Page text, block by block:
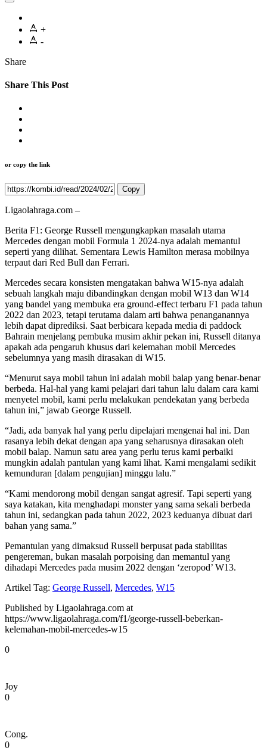
+
-
Share
Share This Post
or copy the link
Copy
Ligaolahraga.com –
Berita F1: George Russell mengungkapkan masalah utama
Mercedes dengan mobil Formula 1 2024-nya adalah memantul
seperti yang dilihat. Sementara Lewis Hamilton merasa mobilnya
terpaut dari Red Bull dan Ferrari.
Mercedes secara konsisten mengatakan bahwa W15-nya adalah
sebuah langkah maju dibandingkan dengan mobil W13 dan W14
yang bandel yang membuka era ground-effect terbaru F1 pada tahun
2022 dan 2023, tetapi terutama dalam arti bahwa penanganannya
lebih dapat diprediksi. Saat berbicara kepada media di paddock
Bahrain menjelang pembuka musim akhir pekan ini, Russell ditanya
apakah ada pengaruh khusus dari kelemahan mobil Mercedes
sebelumnya yang masih dirasakan di W15.
“Menurut saya mobil tahun ini adalah mobil balap yang benar-benar
berbeda. Hal-hal yang kami pelajari dari tahun lalu dalam cara kami
menyetel mobil, kami perlu melakukan pendekatan yang berbeda
tahun ini,” jawab George Russell.
“Jadi, ada banyak hal yang perlu dipelajari mengenai hal ini. Dan
rasanya lebih dekat dengan apa yang seharusnya dirasakan oleh
mobil balap. Namun satu area yang perlu terus kami perbaiki
mungkin adalah pantulan yang kami lihat. Kami mengalami sedikit
kemunduran [dalam pengujian] minggu lalu.”
“Kami mendorong mobil dengan sangat agresif. Tapi seperti yang
saya katakan, kita menghadapi monster yang sama sekali berbeda
tahun ini, sedangkan pada tahun 2022, 2023 keduanya dibuat dari
bahan yang sama.”
Pemantulan yang dimaksud Russell berpusat pada stabilitas
pengereman, bukan masalah porpoising dan memantul yang
dihadapi Mercedes pada musim 2022 dengan ‘zeropod’ W13.
Artikel Tag: George Russell, Mercedes, W15
Published by Ligaolahraga.com at
https://www.ligaolahraga.com/f1/george-russell-beberkan-
kelemahan-mobil-mercedes-w15
0
Joy
0
Cong.
0